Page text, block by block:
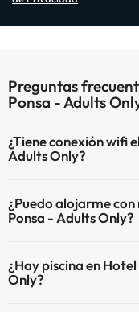
Preguntas
Ponsa - Adults
¿Tiene conexión wifi
Adults Only?
¿Puedo alojarme
Ponsa - Adults Only?
¿Hay piscina en
Only?